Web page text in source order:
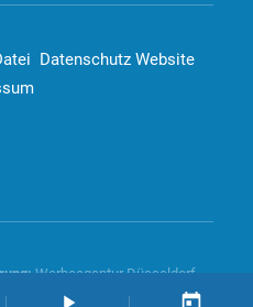
Datenschutz Website
: Werbeagentur Düsseldorf –